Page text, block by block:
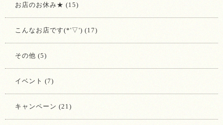
お店のお休み★ (15)
こんなお店です(*'▽') (17)
その他 (5)
イベント (7)
キャンペーン (21)